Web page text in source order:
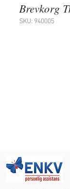
Brevkorg
SKU: 940005